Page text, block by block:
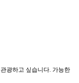
광하고 싶습니다. 가능한